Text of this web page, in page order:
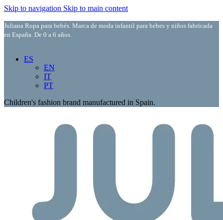
Skip to navigation Skip to main content
Juliana Ropa para bebés. Marca de moda infantil para bebes y niños fabricada
en España. De 0 a 6 años.
ES
EN
IT
PT
Children's fashion brand manufactured in Spain.